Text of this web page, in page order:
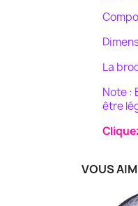
La
Note :
être
VOUS